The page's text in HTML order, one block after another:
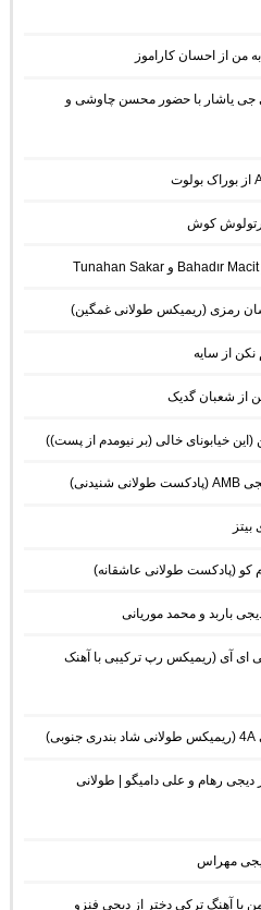
من از احسان کاراموز
آهنگ ریمیکس زلزله 5 از دی جی یاشار با حضور محسن چاوشی و
از سایه
از شعبان گدیک
خیابونای خالی (بر نیومدم از پست))
ای آی (ریمیکس رپ ترکیبی با آهنک
ریمیکس موزیک باکس 43 از دیجی رهام و علی دامیگو | طولانی
با آهنگ ترکی دختر از دیجی فنزو